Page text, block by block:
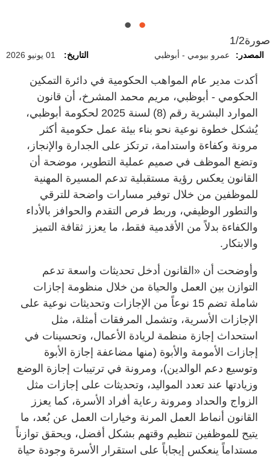
صورة1/2
المصدر: عمرو بيومي - أبوظبي التاريخ: 01 يونيو 2026
أكدت مدير عام المواهب الحكومية في دائرة التمكين
الحكومي - أبوظبي، مريم محمد المشرخ، أن قانون
الموارد البشرية رقم (8) لسنة 2025 لحكومة أبوظبي،
يُشكل خطوة نوعية نحو بناء بيئة عمل حكومية أكثر
مرونة وكفاءة واستدامة، ترتكز على الجدارة والإنجاز،
وتضع الموظف في صميم عملية التطوير، موضحة أن
القانون يعكس رؤية مستقبلية تدعم المسيرة المهنية
للموظفين من خلال توفير مسارات واضحة للترقي
والتطور الوظيفي، وربط فرص التقدم والحوافز بالأداء
والكفاءة بدلاً من الأقدمية فقط، ما يعزز ثقافة التميز
والابتكار.
وأوضحت أن «القانون أدخل تحديثات واسعة تدعم
التوازن بين العمل والحياة من خلال منظومة إجازات
شاملة تضم 15 نوعاً من الإجازات وتحديثات نوعية على
الإجازات الأسرية، وتشمل المرفقات أمثلة، مثل
استحداث إجازة منظمة لريادة الأعمال، وتحسينات في
إجازات الأمومة والأبوة (منها مضاعفة إجازة الأبوة
وتوسيع دعم الوالدين)، ومرونة في ترتيبات إجازة الوضع
وزيادتها عند تعدد المواليد، وتحديثات على إجازات مثل
الزواج والحداد ومرونة رعاية أفراد الأسرة، كما يعزز
القانون أنماط العمل المرنة وخيارات العمل عن بُعد، ما
يتيح للموظفين تنظيم وقتهم بشكل أفضل، ويحقق توازناً
مستداماً ينعكس إيجاباً على استقرار الأسرة وجودة حياة